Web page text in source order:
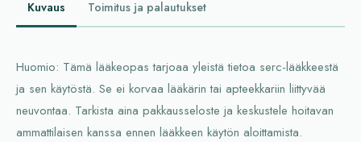
Kuvaus Toimitus ja palautukset
Huomio: Tämä lääkeopas tarjoaa yleistä tietoa serc-lääkkeestä
ja sen käytöstä. Se ei korvaa lääkärin tai apteekkariin liittyvää
neuvontaa. Tarkista aina pakkausseloste ja keskustele hoitavan
ammattilaisen kanssa ennen lääkkeen käytön aloittamista.